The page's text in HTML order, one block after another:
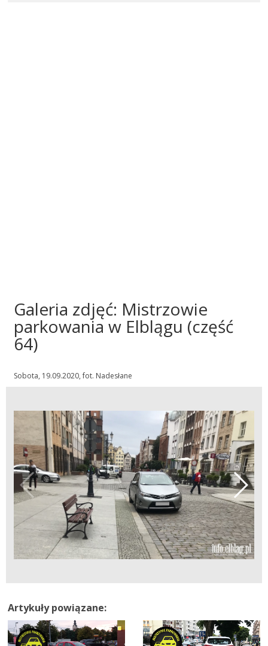
Galeria zdjęć: Mistrzowie
parkowania w Elblągu (część
64)
Sobota, 19.09.2020, fot. Nadesłane
Artykuły powiązane: